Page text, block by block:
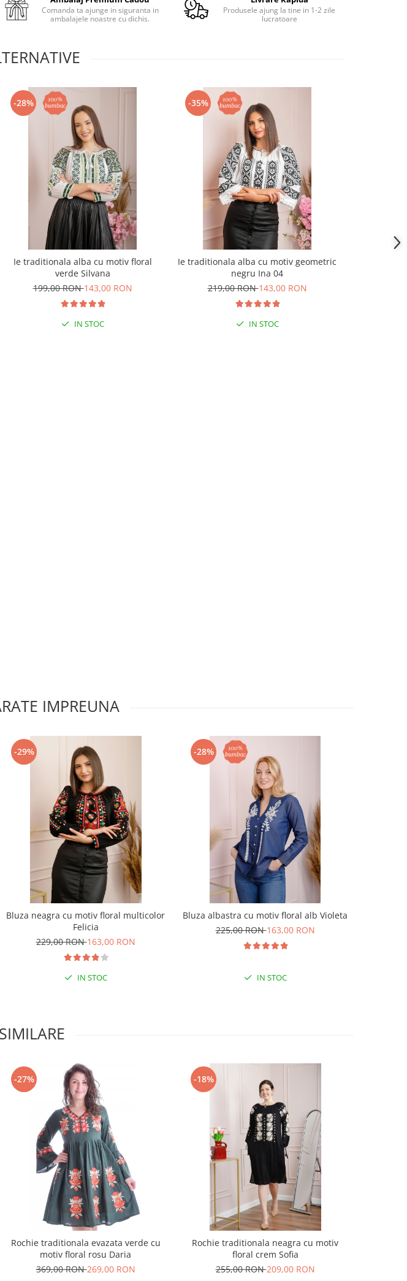
Comanda ta ajunge in siguranta in
ambalajele noastre cu dichis.
Produsele ajung la tine in 1-2 zile
lucratoare
-28%
Ie traditionala alba cu motiv floral
verde Silvana
199,00 RON143,00 RON
IN STOC
-35%
Ie traditionala alba cu motiv geometric
negru Ina 04
219,00 RON143,00 RON
IN STOC
IMPREUNA
-29%
Bluza neagra cu motiv floral multicolor
Felicia
229,00 RON163,00 RON
IN STOC
-28%
Bluza albastra cu motiv floral alb Violeta
225,00 RON163,00 RON
IN STOC
-27%
Rochie traditionala evazata verde cu
motiv floral rosu Daria
369,00 RON269,00 RON
-18%
Rochie traditionala neagra cu motiv
floral crem Sofia
255,00 RON209,00 RON